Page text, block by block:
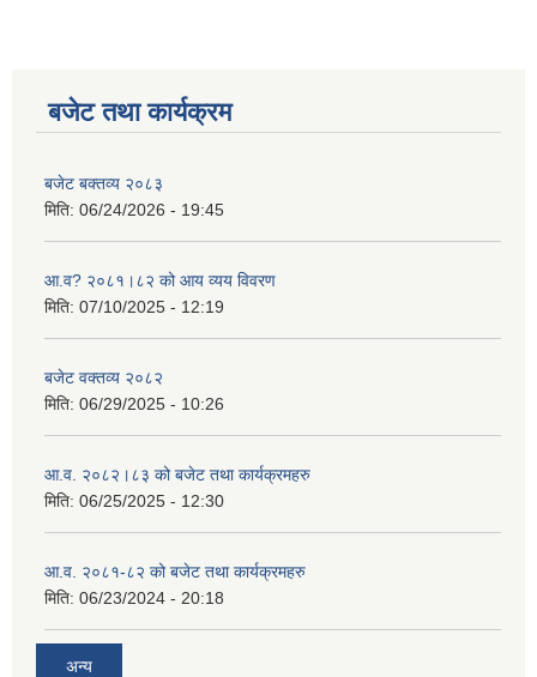
बजेट तथा कार्यक्रम
बजेट बक्तव्य २०८३
मिति: 06/24/2026 - 19:45
आ.व? २०८१।८२ को आय व्यय विवरण
मिति: 07/10/2025 - 12:19
बजेट वक्तव्य २०८२
मिति: 06/29/2025 - 10:26
आ.व. २०८२।८३ को बजेट तथा कार्यक्रमहरु
मिति: 06/25/2025 - 12:30
आ.व. २०८१-८२ को बजेट तथा कार्यक्रमहरु
मिति: 06/23/2024 - 20:18
अन्य